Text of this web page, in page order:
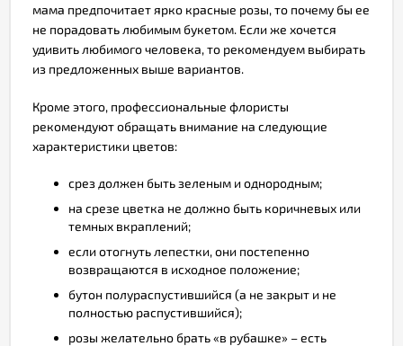
мама предпочитает ярко красные розы, то почему бы ее
не порадовать любимым букетом. Если же хочется
удивить любимого человека, то рекомендуем выбирать
из предложенных выше вариантов.
Кроме этого, профессиональные флористы
рекомендуют обращать внимание на следующие
характеристики цветов:
срез должен быть зеленым и однородным;
на срезе цветка не должно быть коричневых или
темных вкраплений;
если отогнуть лепестки, они постепенно
возвращаются в исходное положение;
бутон полураспустившийся (а не закрыт и не
полностью распустившийся);
розы желательно брать «в рубашке» – есть